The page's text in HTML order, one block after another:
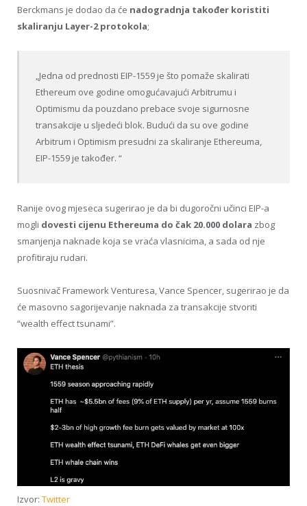
Berckmans je dodao da će nadogradnja također koristiti
skaliranju Layer-2 protokola;
„Jedna od prednosti EIP-1559 je što pomaže skalirati
Ethereum ove godine omogućavajući Arbitrumu i
Optimismu da pouzdano prebace svoje sigurnosne
transakcije u sljedeći blok. Budući da su ove godine
Arbitrum i Optimism presudni za skaliranje Ethereuma,
EIP-1559 je također. “
Ranije ovog mjeseca sugerirao je da bi dugoročni učinci EIP-a
mogli dovesti cijenu Ethereuma do čak 20.000 dolara zbog
smanjenja naknade koja se vraća vlasnicima, a sada od nje
profitiraju rudari.
Suosnivač Framework Venturesa, Vance Spencer, sugerirao je da
će masovno sagorijevanje naknada za transakcije stvoriti
“wealth effect tsunami”.
Izvor: Twitter